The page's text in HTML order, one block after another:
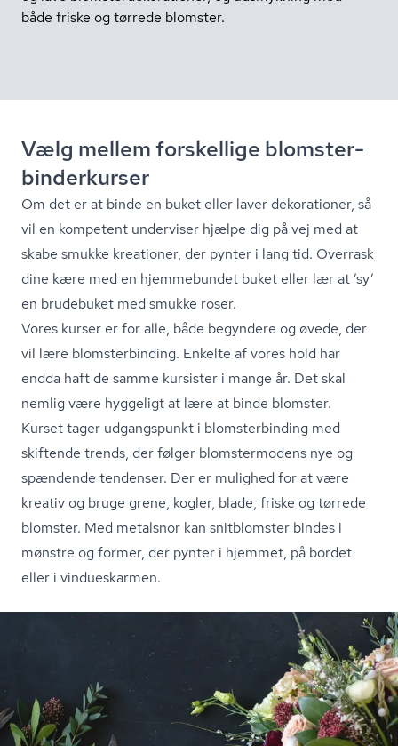
både friske og tørrede blomster.
Vælg mellem forskellige blom­ster­
bin­der­kur­ser
Om det er at binde en buket eller laver dekorationer, så
vil en kompetent underviser hjælpe dig på vej med at
skabe smukke kreationer, der pynter i lang tid. Overrask
dine kære med en hjemmebundet buket eller lær at ’sy’
en brudebuket med smukke roser.
Vores kurser er for alle, både begyndere og øvede, der
vil lære blom­ster­bin­ding. Enkelte af vores hold har
endda haft de samme kursister i mange år. Det skal
nemlig være hyggeligt at lære at binde blomster.
Kurset tager udgangspunkt i blom­ster­bin­ding med
skiftende trends, der følger blomstermodens nye og
spændende tendenser. Der er mulighed for at være
kreativ og bruge grene, kogler, blade, friske og tørrede
blomster. Med metalsnor kan snitblomster bindes i
mønstre og former, der pynter i hjemmet, på bordet
eller i vindueskarmen.